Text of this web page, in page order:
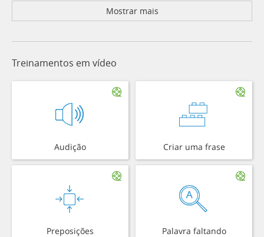
Mostrar mais
Treinamentos em vídeo
Audição Criar uma frase
Preposições Palavra faltando